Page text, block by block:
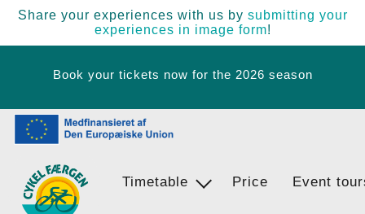
Share your experiences with us by submitting your
experiences in image form!
Book your tickets now for the 2026 season
Timetable
Ferry Stops Price Event